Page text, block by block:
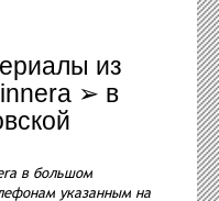
из
➢ в
в большом
указанным на